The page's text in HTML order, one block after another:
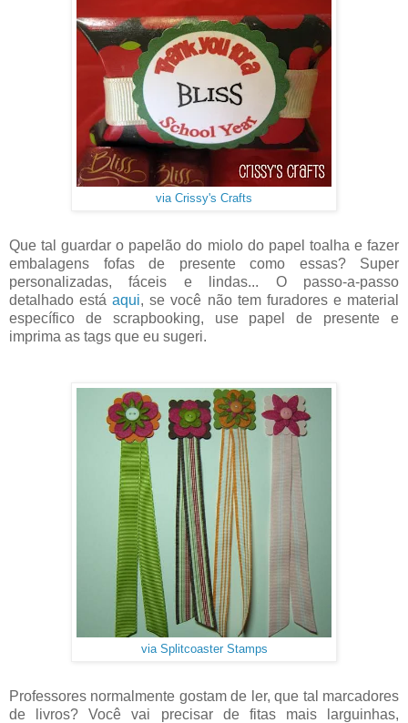
via Crissy's Crafts
Que tal guardar o papelão do miolo do papel toalha e fazer
embalagens fofas de presente como essas? Super
personalizadas, fáceis e lindas... O passo-a-passo
detalhado estáaqui, se você não tem furadores e material
específico de scrapbooking, use papel de presente e
imprima as tags que eu sugeri.
via Splitcoaster Stamps
Professores normalmente gostam de ler, que tal marcadores
de livros? Você vai precisar de fitas mais larguinhas,